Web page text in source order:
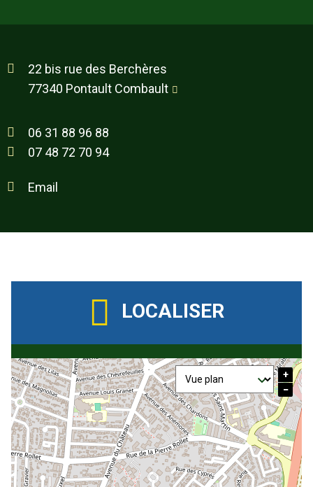
22 bis rue des Berchères
77340 Pontault Combault
06 31 88 96 88
07 48 72 70 94
Email
LOCALISER
+
−